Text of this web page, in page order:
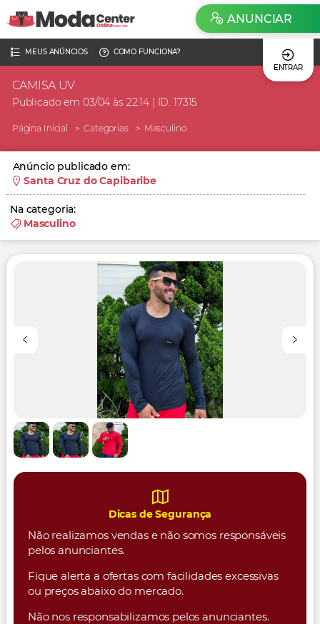
MEUS ANÚNCIOS
COMO FUNCIONA?
ENTRAR
ANUNCIAR
CAMISA UV
Publicado em 03/04 às 22:14 | ID. 17315
Página Inicial Categorias Masculino
Anúncio publicado em:
Santa Cruz do Capibaribe
Na categoria:
Masculino
Dicas de Segurança
Não realizamos vendas e não somos responsáveis
pelos anunciantes.
Fique alerta a ofertas com facilidades excessivas
ou preços abaixo do mercado.
Não nos responsabilizamos pelos anunciantes.